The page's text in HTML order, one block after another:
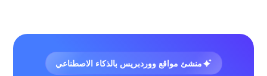
منشئ مواقع ووردبريس بالذكاء الاصطناعي